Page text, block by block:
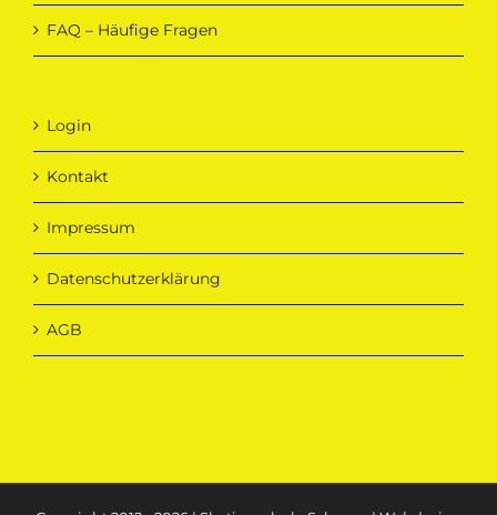
FAQ – Häufige Fragen
Login
Kontakt
Impressum
Datenschutzerklärung
AGB